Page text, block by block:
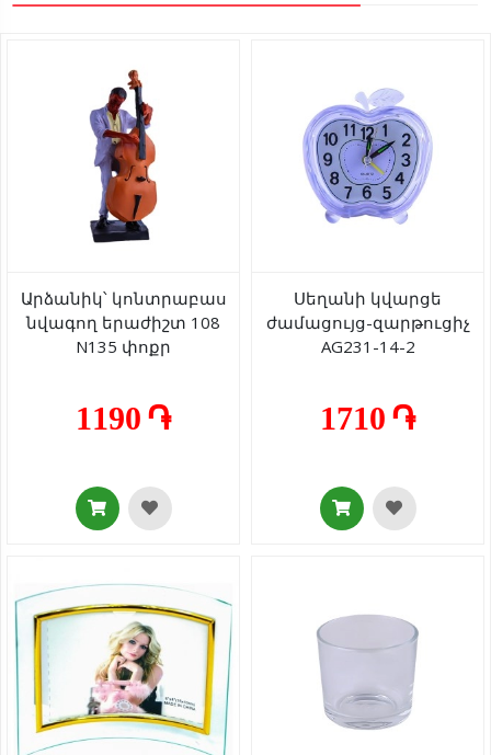
Արձանիկ՝ կոնտրաբաս
նվագող երաժիշտ 108
N135 փոքր
1190 ֏
Սեղանի կվարցե
ժամացույց-զարթուցիչ
AG231-14-2
1710 ֏